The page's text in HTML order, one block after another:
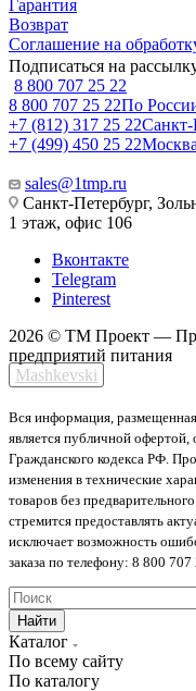
Гарантия
Возврат
Соглашение на
Подписаться на
8 800 707 25 22
8 800 707 25 22По
+7 (812) 317 25 22Санкт-
+7 (499) 450 25 22Москва
sales@1tmp.ru
Санкт-Петербург,
1 этаж, офис 106
Вконтакте
Telegram
Pinterest
2026 © ТМ Проект —
предприятий питания
Mashkevski
Вся информация,
является публичной
Гражданского кодекса РФ.
изменения в технические
товаров без
стремится предоставлять
исключает возможность
заказа по телефону: 8 800 707
Найти
Каталог
По всему сайту
По каталогу